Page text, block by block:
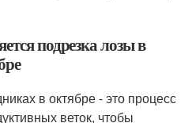
подрезка лозы в
в октябре - это процесс
веток, чтобы